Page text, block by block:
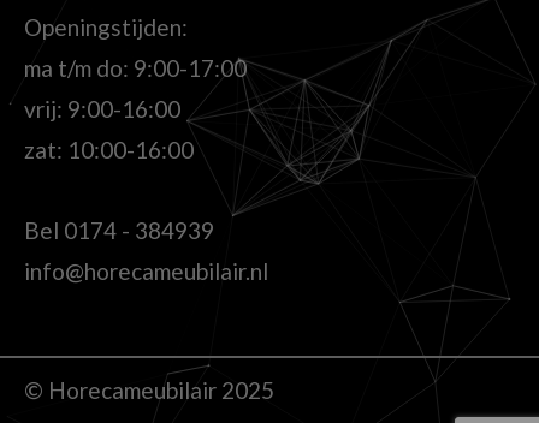
Openingstijden:
ma t/m do: 9:00-17:00
vrij: 9:00-16:00
zat: 10:00-16:00
Bel 0174 - 384939
info@horecameubilair.nl
© Horecameubilair 2025